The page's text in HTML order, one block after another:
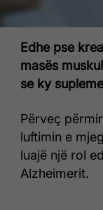
Edhe pse
masës
se ky
Përveç
luftimin e
luajë një rol
Alzheimerit.